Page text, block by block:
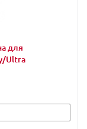
для
Ultra